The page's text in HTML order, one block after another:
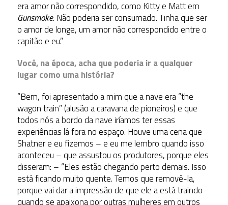
era amor não correspondido, como Kitty e Matt em
Gunsmoke. Não poderia ser consumado. Tinha que ser
o amor de longe, um amor não correspondido entre o
capitão e eu.”
Você, na época, acha que poderia ir a qualquer
lugar como uma história?
“Bem, foi apresentado a mim que a nave era “the
wagon train” (alusão a caravana de pioneiros) e que
todos nós a bordo da nave iríamos ter essas
experiências lá fora no espaço. Houve uma cena que
Shatner e eu fizemos – e eu me lembro quando isso
aconteceu – que assustou os produtores, porque eles
disseram: – “Eles estão chegando perto demais. Isso
está ficando muito quente. Temos que removê-la,
porque vai dar a impressão de que ele a está traindo
quando se apaixona por outras mulheres em outros